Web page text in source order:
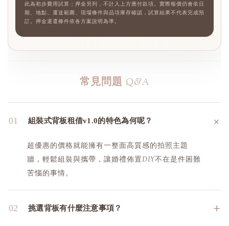
此為初步費用試算；押金另列，不計入上方應付款項。實際報價仍會依日
期、地點、運送範圍、現場條件與品項庫存確認，試算結果不代表完成預
訂。押金退還條件依各方案說明為準。
常見問題 Q&A
01 組裝式背板租借v1.0的特色為何呢？ ＋
超優惠的價格就能擁有一整面高質感的拍照主題
牆，輕鬆組裝與攜帶，讓婚禮佈置DIY不在是件困難
苦惱的事情。
02 挑選背板有什麼注意事項？ ＋